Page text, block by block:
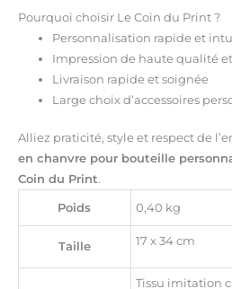
Pourquoi choisir Le Coin du Print ?
Personnalisation rapide et
Impression de haute qualité
Livraison rapide et soignée
Large choix d’accessoires
Alliez praticité, style et respect de
en chanvre pour bouteille
Coin du Print.
Poids 0,40 kg
Taille 17 x 34 cm
Tissu imitation